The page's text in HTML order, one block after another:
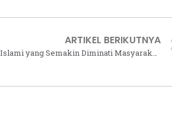
ARTIKEL BERIKUTNYA
Tren Hunian Islami yang Semakin Diminati Masyarakat Indonesia, Apa Keunggulannya?